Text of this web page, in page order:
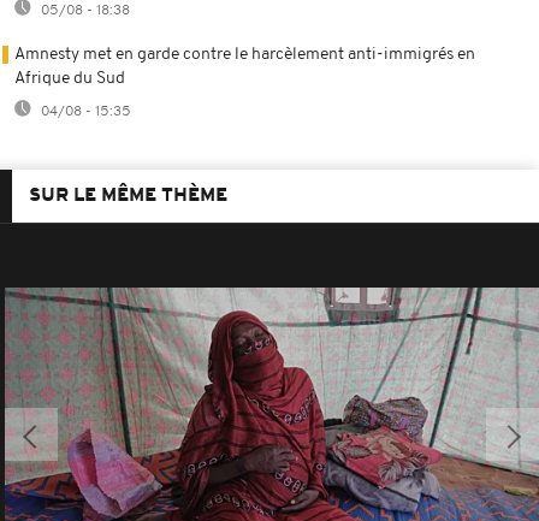
05/08 - 18:38
Amnesty met en garde contre le harcèlement anti-immigrés en
Afrique du Sud
04/08 - 15:35
SUR LE MÊME THÈME